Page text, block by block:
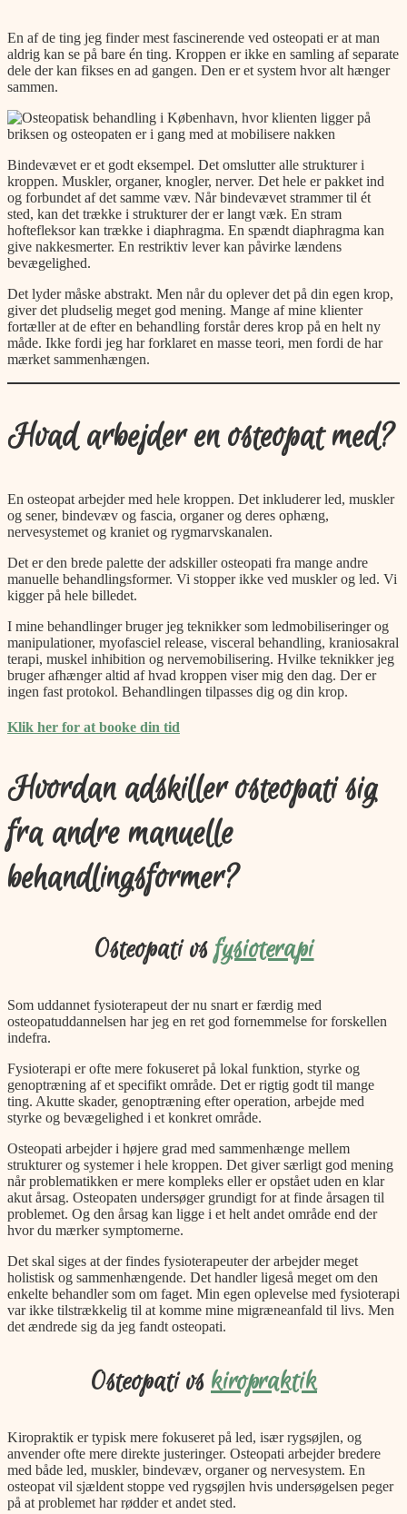
En af de ting jeg finder mest fascinerende ved osteopati er at man
aldrig kan se på bare én ting. Kroppen er ikke en samling af separate
dele der kan fikses en ad gangen. Den er et system hvor alt hænger
sammen.
Bindevævet er et godt eksempel. Det omslutter alle strukturer i
kroppen. Muskler, organer, knogler, nerver. Det hele er pakket ind
og forbundet af det samme væv. Når bindevævet strammer til ét
sted, kan det trække i strukturer der er langt væk. En stram
hoftefleksor kan trække i diaphragma. En spændt diaphragma kan
give nakkesmerter. En restriktiv lever kan påvirke lændens
bevægelighed.
Det lyder måske abstrakt. Men når du oplever det på din egen krop,
giver det pludselig meget god mening. Mange af mine klienter
fortæller at de efter en behandling forstår deres krop på en helt ny
måde. Ikke fordi jeg har forklaret en masse teori, men fordi de har
mærket sammenhængen.
Hvad arbejder en osteopat med?
En osteopat arbejder med hele kroppen. Det inkluderer led, muskler
og sener, bindevæv og fascia, organer og deres ophæng,
nervesystemet og kraniet og rygmarvskanalen.
Det er den brede palette der adskiller osteopati fra mange andre
manuelle behandlingsformer. Vi stopper ikke ved muskler og led. Vi
kigger på hele billedet.
I mine behandlinger bruger jeg teknikker som ledmobiliseringer og
manipulationer, myofasciel release, visceral behandling, kraniosakral
terapi, muskel inhibition og nervemobilisering. Hvilke teknikker jeg
bruger afhænger altid af hvad kroppen viser mig den dag. Der er
ingen fast protokol. Behandlingen tilpasses dig og din krop.
Klik her for at booke din tid
Hvordan adskiller osteopati sig
fra andre manuelle
behandlingsformer?
Osteopati vsfysioterapi
Som uddannet fysioterapeut der nu snart er færdig med
osteopatuddannelsen har jeg en ret god fornemmelse for forskellen
indefra.
Fysioterapi er ofte mere fokuseret på lokal funktion, styrke og
genoptræning af et specifikt område. Det er rigtig godt til mange
ting. Akutte skader, genoptræning efter operation, arbejde med
styrke og bevægelighed i et konkret område.
Osteopati arbejder i højere grad med sammenhænge mellem
strukturer og systemer i hele kroppen. Det giver særligt god mening
når problematikken er mere kompleks eller er opstået uden en klar
akut årsag. Osteopaten undersøger grundigt for at finde årsagen til
problemet. Og den årsag kan ligge i et helt andet område end der
hvor du mærker symptomerne.
Det skal siges at der findes fysioterapeuter der arbejder meget
holistisk og sammenhængende. Det handler ligeså meget om den
enkelte behandler som om faget. Min egen oplevelse med fysioterapi
var ikke tilstrækkelig til at komme mine migræneanfald til livs. Men
det ændrede sig da jeg fandt osteopati.
Osteopati vskiropraktik
Kiropraktik er typisk mere fokuseret på led, især rygsøjlen, og
anvender ofte mere direkte justeringer. Osteopati arbejder bredere
med både led, muskler, bindevæv, organer og nervesystem. En
osteopat vil sjældent stoppe ved rygsøjlen hvis undersøgelsen peger
på at problemet har rødder et andet sted.